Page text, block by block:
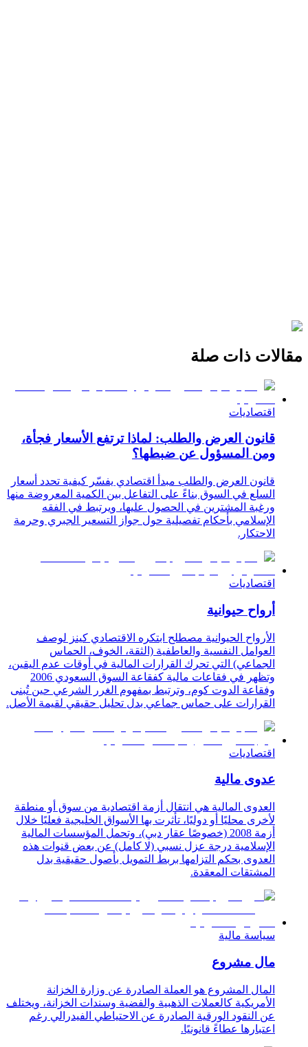
مقالات ذات صلة
اقتصاديات
قانون العرض والطلب: لماذا ترتفع الأسعار فجأة،
ومن المسؤول عن ضبطها؟
قانون العرض والطلب مبدأ اقتصادي يفسّر كيفية تحدد أسعار
السلع في السوق بناءً على التفاعل بين الكمية المعروضة منها
ورغبة المشترين في الحصول عليها، ويرتبط في الفقه
الإسلامي بأحكام تفصيلية حول جواز التسعير الجبري وحرمة
الاحتكار.
اقتصاديات
أرواح حيوانية
الأرواح الحيوانية مصطلح ابتكره الاقتصادي كينز لوصف
العوامل النفسية والعاطفية (الثقة، الخوف، الحماس
الجماعي) التي تحرك القرارات المالية في أوقات عدم اليقين،
وتظهر في فقاعات مالية كفقاعة السوق السعودي 2006
وفقاعة الدوت كوم، وترتبط بمفهوم الغرر الشرعي حين تُبنى
القرارات على حماس جماعي بدل تحليل حقيقي لقيمة الأصل.
اقتصاديات
عدوى مالية
العدوى المالية هي انتقال أزمة اقتصادية من سوق أو منطقة
لأخرى محليًا أو دوليًا، تأثرت بها الأسواق الخليجية فعليًا خلال
أزمة 2008 (خصوصًا عقار دبي)، وتحمل المؤسسات المالية
الإسلامية درجة عزل نسبي (لا كامل) عن بعض قنوات هذه
العدوى بحكم التزامها بربط التمويل بأصول حقيقية بدل
المشتقات المعقدة.
سياسة مالية
مال مشروع
المال المشروع هو العملة الصادرة عن وزارة الخزانة
الأمريكية كالعملات الذهبية والفضية وسندات الخزانة، ويختلف
عن النقود الورقية الصادرة عن الاحتياطي الفيدرالي رغم
اعتبارها عطاءً قانونيًا.